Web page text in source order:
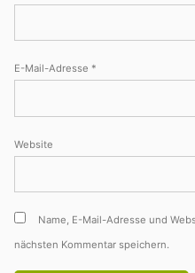
E-Mail-Adresse *
Website
Name, E-Mail-Adresse und
nächsten Kommentar speichern.